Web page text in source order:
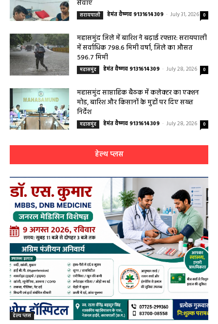
सेवाएं
सरायपाली हेमंत वैष्णव 9131614309 - July 31, 2026 0
महासमुंद जिले में बारिश ने बढ़ाई रफ्तार: सरायपाली
में सर्वाधिक 798.6 मिमी वर्षा, जिले का औसत
596.7 मिमी
महासमुंद हेमंत वैष्णव 9131614309 - July 28, 2026 0
महासमुंद साप्ताहिक बैठक में कलेक्टर का एक्शन
मोड, बारिश और किसानों के मुद्दों पर दिए सख्त
निर्देश
महासमुंद हेमंत वैष्णव 9131614309 - July 28, 2026 0
हेल्थ प्लस
हेल्थ प्लस